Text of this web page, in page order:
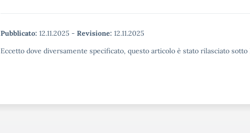
Pubblicato: 12.11.2025 - Revisione: 12.11.2025
Eccetto dove diversamente specificato, questo articolo è stato rilasciato